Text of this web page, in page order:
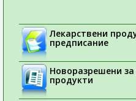
Лекарствени
предписание
Новоразрешени
продукти